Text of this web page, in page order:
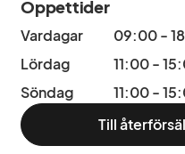
Öppettider
Vardagar
09:00 -
Lördag
11:00 -
Söndag
11:00 -
Till